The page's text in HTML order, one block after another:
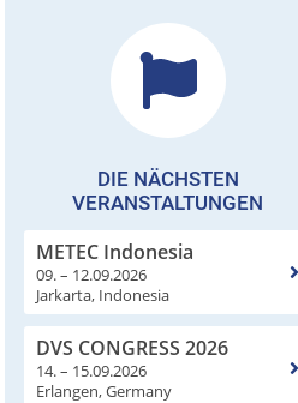
DIE NÄCHSTEN
VERANSTALTUNGEN
METEC Indonesia
09. – 12.09.2026
Jarkarta, Indonesia
DVS CONGRESS 2026
14. – 15.09.2026
Erlangen, Germany